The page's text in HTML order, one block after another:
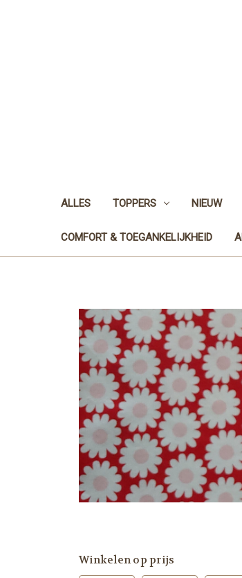
ALLES TOPPERS NIEUW
COMFORT & TOEGANKELIJKHEID
Winkelen op prijs